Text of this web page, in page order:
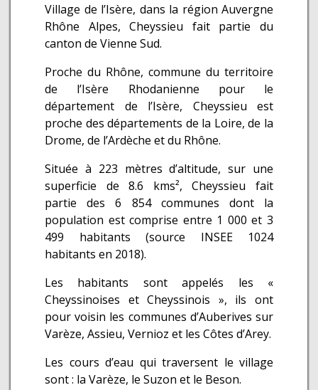
Village de l’Isère, dans la région Auvergne
Rhône Alpes, Cheyssieu fait partie du
canton de Vienne Sud.
Proche du Rhône, commune du territoire
de l’Isère Rhodanienne pour le
département de l’Isère, Cheyssieu est
proche des départements de la Loire, de la
Drome, de l’Ardèche et du Rhône.
Située à 223 mètres d’altitude, sur une
superficie de 8.6 kms², Cheyssieu fait
partie des 6 854 communes dont la
population est comprise entre 1 000 et 3
499 habitants (source INSEE 1024
habitants en 2018).
Les habitants sont appelés les «
Cheyssinoises et Cheyssinois », ils ont
pour voisin les communes d’Auberives sur
Varèze, Assieu, Vernioz et les Côtes d’Arey.
Les cours d’eau qui traversent le village
sont : la Varèze, le Suzon et le Beson.